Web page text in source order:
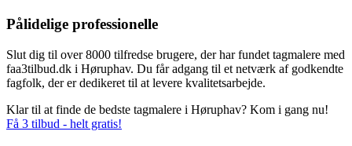
Pålidelige professionelle
Slut dig til over 8000 tilfredse brugere, der har fundet tagmalere med
faa3tilbud.dk i Høruphav. Du får adgang til et netværk af godkendte
fagfolk, der er dedikeret til at levere kvalitetsarbejde.
Klar til at finde de bedste tagmalere i Høruphav? Kom i gang nu!
Få 3 tilbud - helt gratis!